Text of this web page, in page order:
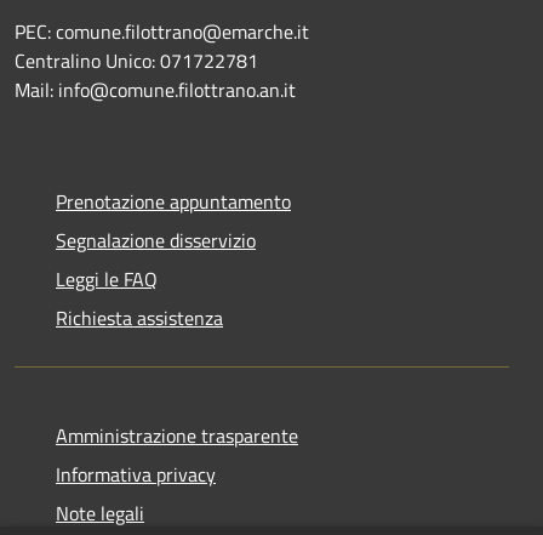
PEC: comune.filottrano@emarche.it
Centralino Unico: 071722781
Mail: info@comune.filottrano.an.it
Prenotazione appuntamento
Segnalazione disservizio
Leggi le FAQ
Richiesta assistenza
Amministrazione trasparente
Informativa privacy
Note legali